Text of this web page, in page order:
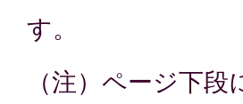
す。
（注）ページ下段